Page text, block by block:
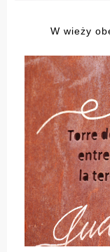
W wieży